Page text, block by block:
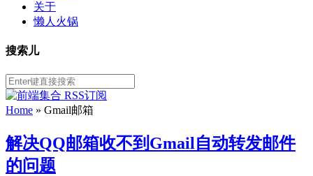
关于
懒人火锅
搜索儿
Home » Gmail邮箱
解决QQ邮箱收不到Gmail自动转发邮件
的问题